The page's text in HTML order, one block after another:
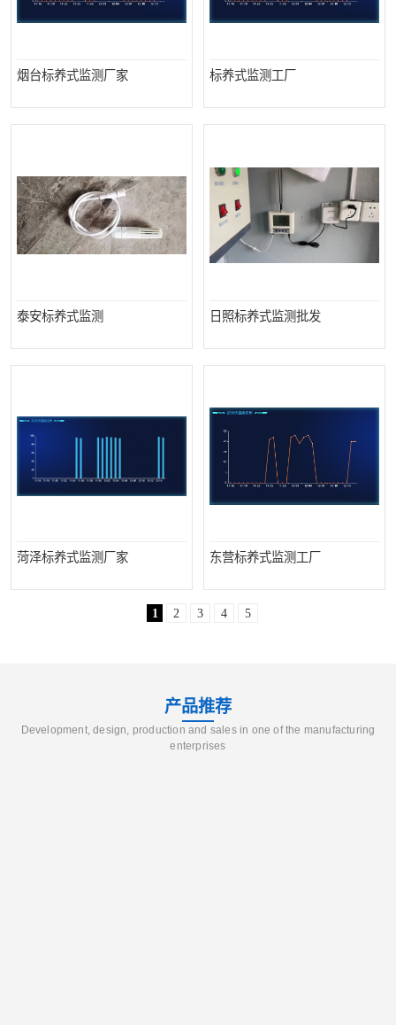
烟台标养式监测厂家 标养式监测工厂
泰安标养式监测 日照标养式监测批发
菏泽标养式监测厂家 东营标养式监测工厂
1 2 3 4 5
产品推荐
Development, design, production and sales in one of the manufacturing
enterprises